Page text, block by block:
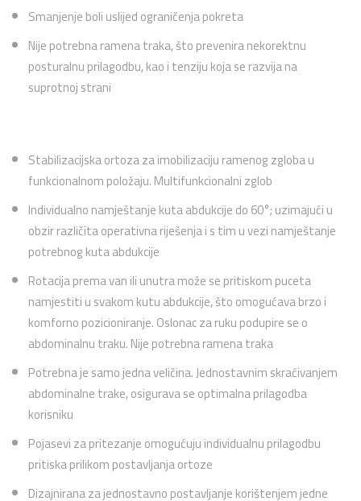
Smanjenje boli uslijed ograničenja pokreta
Nije potrebna ramena traka, što prevenira nekorektnu
posturalnu prilagodbu, kao i tenziju koja se razvija na
suprotnoj strani
Stabilizacijska ortoza za imobilizaciju ramenog zgloba u
funkcionalnom položaju. Multifunkcionalni zglob
Individualno namještanje kuta abdukcije do 60°; uzimajući u
obzir različita operativna riješenja i s tim u vezi namještanje
potrebnog kuta abdukcije
Rotacija prema van ili unutra može se pritiskom puceta
namjestiti u svakom kutu abdukcije, što omogućava brzo i
komforno pozicioniranje. Oslonac za ruku podupire se o
abdominalnu traku. Nije potrebna ramena traka
Potrebna je samo jedna veličina. Jednostavnim skraćivanjem
abdominalne trake, osigurava se optimalna prilagodba
korisniku
Pojasevi za pritezanje omogućuju individualnu prilagodbu
pritiska prilikom postavljanja ortoze
Dizajnirana za jednostavno postavljanje korištenjem jedne